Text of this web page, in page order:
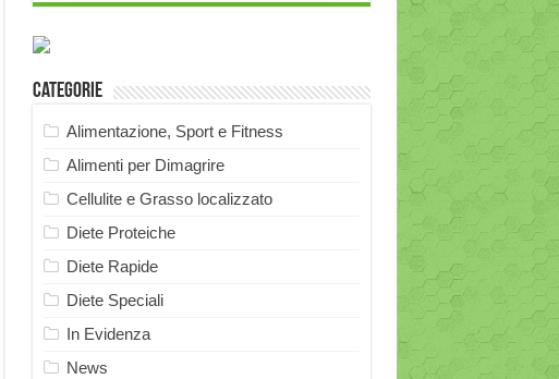
Categorie
Alimentazione, Sport e Fitness
Alimenti per Dimagrire
Cellulite e Grasso localizzato
Diete Proteiche
Diete Rapide
Diete Speciali
In Evidenza
News